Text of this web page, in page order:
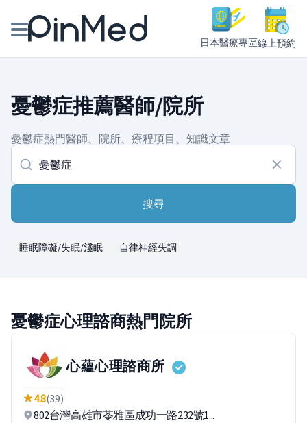
日本醫療專區線上預約
醫師專欄專訪
健康主題館
我是醫療人員
憂鬱症推薦醫師/院所
憂鬱症熱門醫師、院所、療程項目、知識文章
搜尋
睡眠障礙/失眠/淺眠 自律神經失調
憂鬱症心理諮商熱門院所
心蘊心理諮商所
4.8(39)
802台灣高雄市苓雅區成功一路232號1...